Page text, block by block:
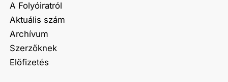
A Folyóiratról
Aktuális szám
Archívum
Szerzőknek
Előfizetés